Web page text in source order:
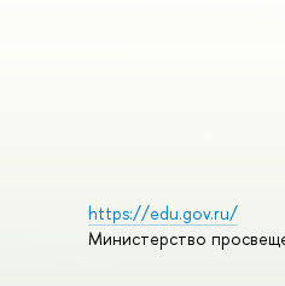
https://edu.gov.ru/
Министерство